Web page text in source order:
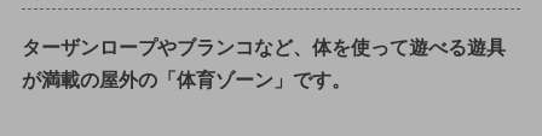
ターザンロープやブランコなど、体を使って遊べる遊具
が満載の屋外の「体育ゾーン」です。